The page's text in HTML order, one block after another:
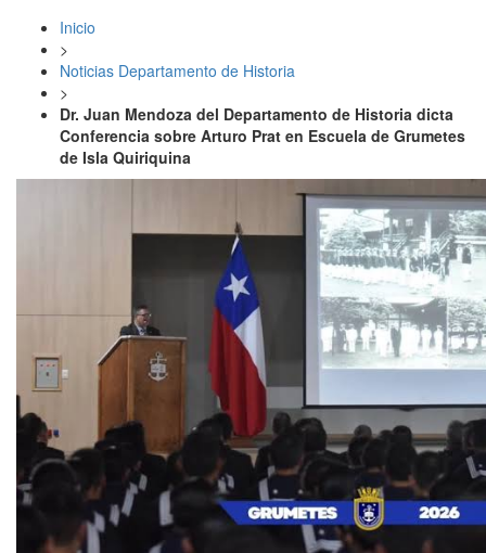
Inicio
>
Noticias Departamento de Historia
>
Dr. Juan Mendoza del Departamento de Historia dicta
Conferencia sobre Arturo Prat en Escuela de Grumetes
de Isla Quiriquina